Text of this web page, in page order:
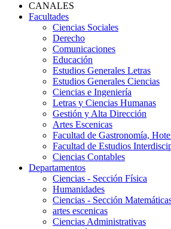
CANALES
Facultades
Ciencias Sociales
Derecho
Comunicaciones
Educación
Estudios Generales Letras
Estudios Generales Ciencias
Ciencias e Ingeniería
Letras y Ciencias Humanas
Gestión y Alta Dirección
Artes Escenicas
Facultad de Gastronomía,
Facultad de Estudios
Ciencias Contables
Departamentos
Ciencias - Sección Física
Humanidades
Ciencias - Sección
artes escenicas
Ciencias Administrativas